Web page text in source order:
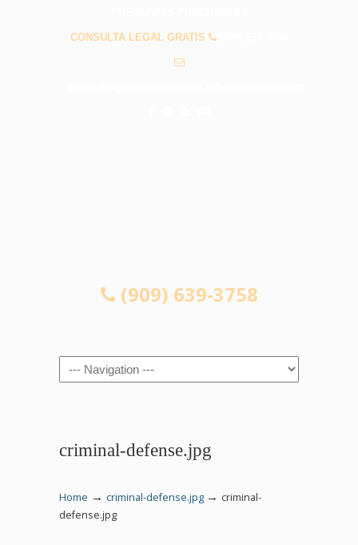
CONSULTA LEGAL GRATIS
(909) 639-3758
Navigation
criminal-defense.jpg
Home → criminal-defense.jpg → criminal-
defense.jpg